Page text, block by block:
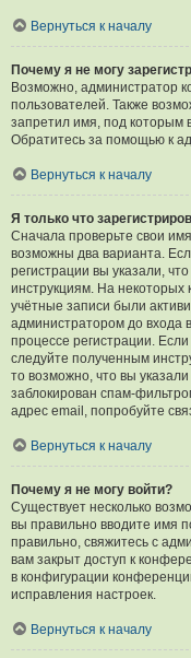
Вернуться к началу
Почему я не могу
Возможно, администратор
пользователей. Также
запретил имя, под которым
Обратитесь за помощью к
Вернуться к началу
Я только что
Сначала проверьте свои
возможны два варианта.
регистрации вы указали,
инструкциям. На некоторых
учётные записи были
администратором до входа
процессе регистрации.
следуйте полученным
то возможно, что вы
заблокирован спам-
адрес email, попробуйте
Вернуться к началу
Почему я не могу войти?
Существует несколько
вы правильно вводите имя
правильно, свяжитесь с
вам закрыт доступ к
в конфигурации
исправления настроек.
Вернуться к началу